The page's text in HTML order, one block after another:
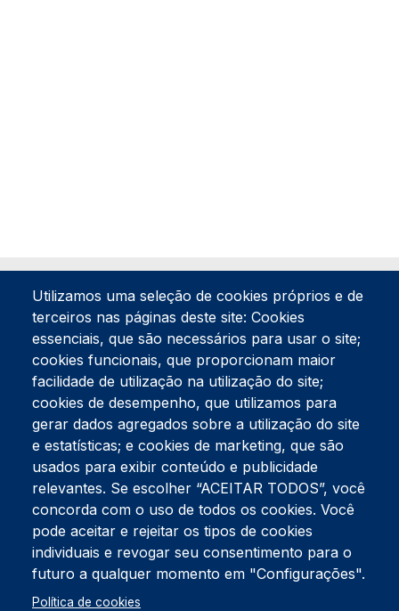
Tel:234 390 100Fax:234 390 100
Endereço Postal
Apartado 42
Rua Gil Eanes 31
3834-908 Gafanha da Nazaré
Estúdios
Rua Prior Guerra
Edifício do Centro Cultural da Gafanha da Nazaré
3830-556 Gafanha da Nazaré
Rodapé
Utilizamos uma seleção de cookies próprios e de
terceiros nas páginas deste site: Cookies
essenciais, que são necessários para usar o site;
cookies funcionais, que proporcionam maior
facilidade de utilização na utilização do site;
cookies de desempenho, que utilizamos para
gerar dados agregados sobre a utilização do site
e estatísticas; e cookies de marketing, que são
usados para exibir conteúdo e publicidade
relevantes. Se escolher “ACEITAR TODOS”, você
concorda com o uso de todos os cookies. Você
pode aceitar e rejeitar os tipos de cookies
individuais e revogar seu consentimento para o
futuro a qualquer momento em "Configurações".
Política de cookies